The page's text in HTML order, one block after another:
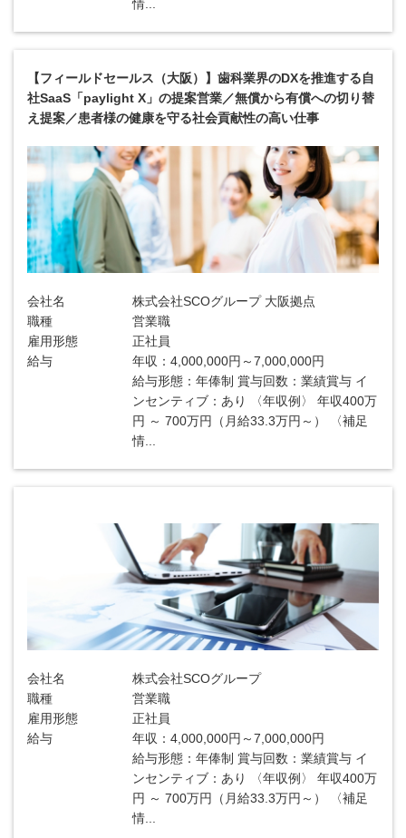
情...
【フィールドセールス（大阪）】歯科業界のDXを推進する自
社SaaS「paylight X」の提案営業／無償から有償への切り替
え提案／患者様の健康を守る社会貢献性の高い仕事
会社名
株式会社SCOグループ 大阪拠点
職種
営業職
雇用形態
正社員
給与
年収：4,000,000円～7,000,000円
給与形態：年俸制 賞与回数：業績賞与 イ
ンセンティブ：あり 〈年収例〉 年収400万
円 ～ 700万円（月給33.3万円～） 〈補足
情...
会社名
株式会社SCOグループ
職種
営業職
雇用形態
正社員
給与
年収：4,000,000円～7,000,000円
給与形態：年俸制 賞与回数：業績賞与 イ
ンセンティブ：あり 〈年収例〉 年収400万
円 ～ 700万円（月給33.3万円～） 〈補足
情...